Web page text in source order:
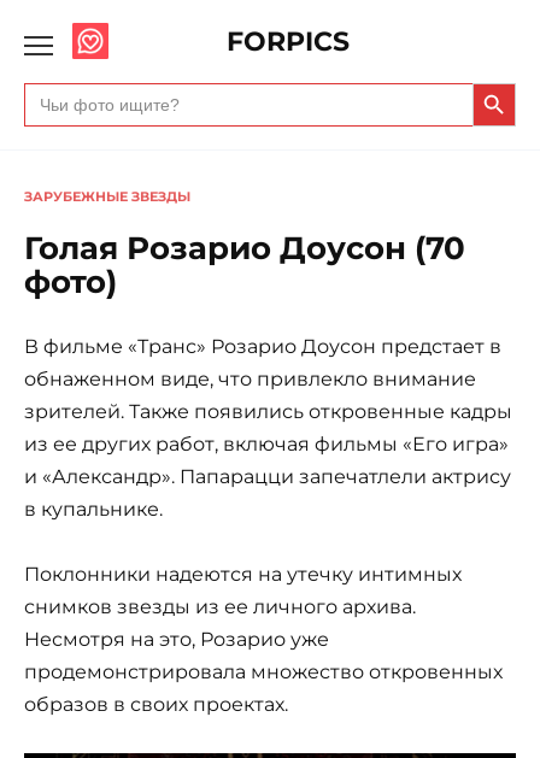
FORPICS
Search
for:
Search Button
ЗАРУБЕЖНЫЕ ЗВЕЗДЫ
Голая Розарио Доусон (70
фото)
В фильме «Транс» Розарио Доусон предстает в
обнаженном виде, что привлекло внимание
зрителей. Также появились откровенные кадры
из ее других работ, включая фильмы «Его игра»
и «Александр». Папарацци запечатлели актрису
в купальнике.
Поклонники надеются на утечку интимных
снимков звезды из ее личного архива.
Несмотря на это, Розарио уже
продемонстрировала множество откровенных
образов в своих проектах.